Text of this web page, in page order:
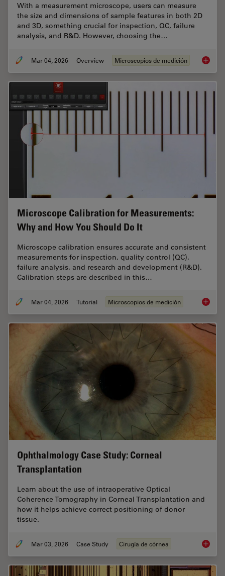
With a measurement microscope, users can measure
the size and dimensions of sample features in both 2D
and 3D, something crucial for inspection, QC, failure
analysis, and R&D. However, choosing the…
Mar 04, 2026 Overview Microscopios de medición How to
Microscope Calibration for Measurements:
Why and How You Should Do It
Microscope calibration ensures accurate and consistent
measurements for inspection, quality control (QC),
failure analysis, and research and development (R&D).
Calibration steps are described in this…
Mar 04, 2026 Tutorial Microscopios de medición
Ophthalmology Case Study: Corneal
Transplantation
Learn about the use of intraoperative Optical
Coherence Tomography in Corneal Transplantation and
how it helps achieve correct positioning of donor
tissue.
Mar 03, 2026 Case Study Cirugía de córnea